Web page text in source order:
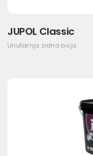
JUPOL Classic
Unutarnja zidna boja